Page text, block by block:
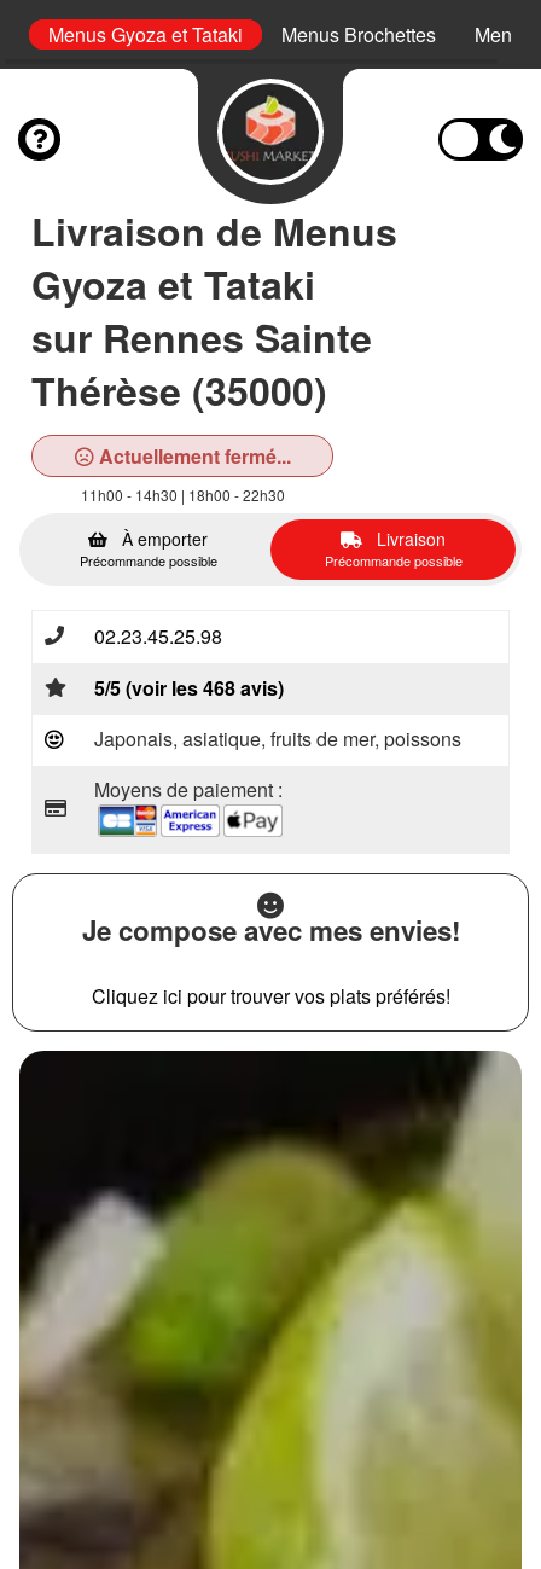
Menus Gyoza et Tataki Menus Brochettes Menus
Livraison de Menus
Gyoza et Tataki
sur Rennes Sainte
Thérèse (35000)
Actuellement fermé...
11h00 - 14h30 | 18h00 - 22h30
À emporter
Précommande possible
Livraison
Précommande possible
02.23.45.25.98
5/5 (voir les 468 avis)
Japonais, asiatique, fruits de mer, poissons
Moyens de paiement :
Je compose avec mes envies!
Cliquez ici pour trouver vos plats préférés!